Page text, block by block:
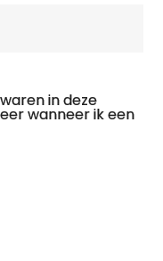
in deze
wanneer ik een